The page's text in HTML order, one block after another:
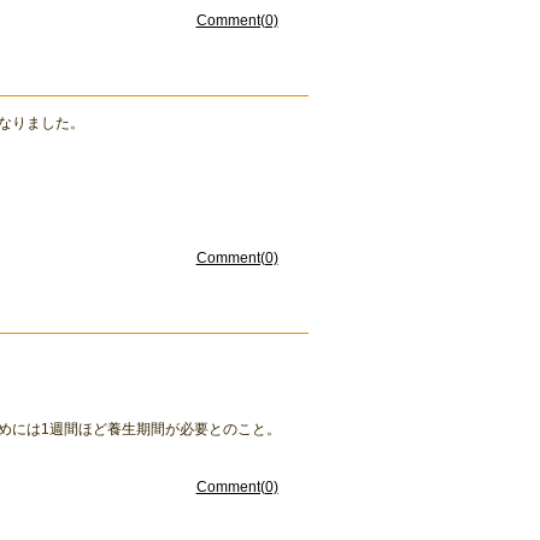
Comment(0)
りました。
Comment(0)
は1週間ほど養生期間が必要とのこと。
Comment(0)